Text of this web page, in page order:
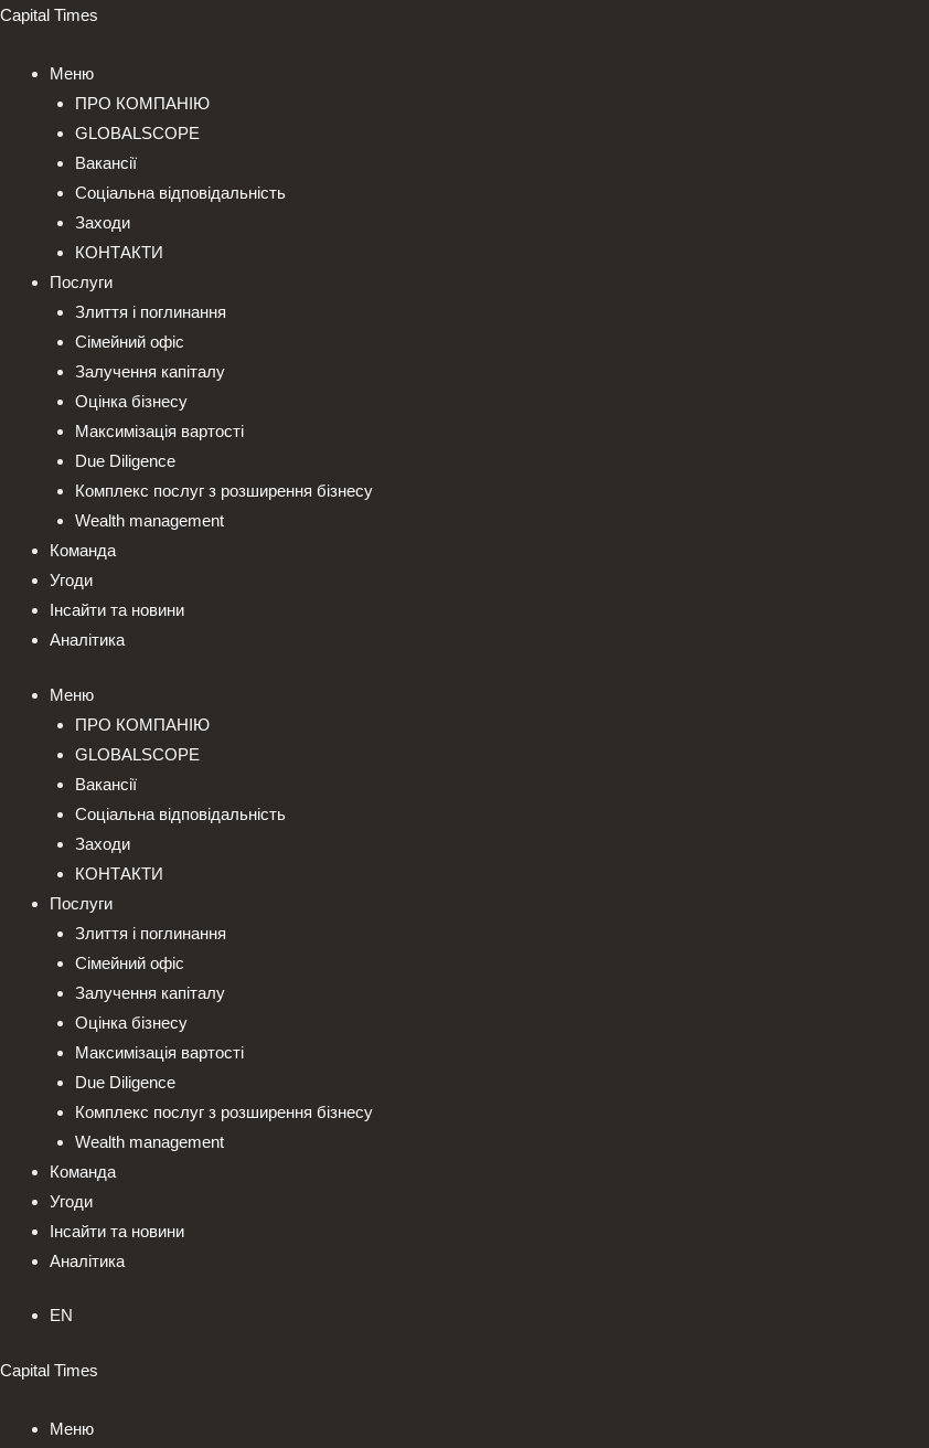
Перейти
вмісту
Capital Times
Меню
ПРО КОМПАНІЮ
GLOBALSCOPE
Вакансії
Соціальна відповідальність
Заходи
КОНТАКТИ
Послуги
Злиття і поглинання
Сімейний офіс
Залучення капіталу
Оцінка бізнесу
Максимізація вартості
Due Diligence
Комплекс послуг з розширення бізнесу
Wealth management
Команда
Угоди
Інсайти та новини
Аналітика
Меню
ПРО КОМПАНІЮ
GLOBALSCOPE
Вакансії
Соціальна відповідальність
Заходи
КОНТАКТИ
Послуги
Злиття і поглинання
Сімейний офіс
Залучення капіталу
Оцінка бізнесу
Максимізація вартості
Due Diligence
Комплекс послуг з розширення бізнесу
Wealth management
Команда
Угоди
Інсайти та новини
Аналітика
EN
Capital Times
Меню